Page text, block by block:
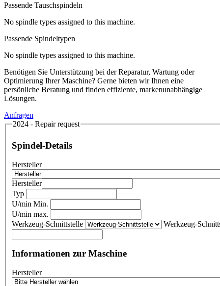
Passende Tauschspindeln
No spindle types assigned to this machine.
Passende Spindeltypen
No spindle types assigned to this machine.
Benötigen Sie Unterstützung bei der Reparatur, Wartung oder
Optimierung Ihrer Maschine? Gerne bieten wir Ihnen eine
persönliche Beratung und finden effiziente, markenunabhängige
Lösungen.
Anfragen
2024 - Repair request
Spindel-Details
Hersteller
Hersteller
Typ
U/min Min.
U/min max.
Werkzeug-Schnittstelle
Werkzeug-
Informationen zur Maschine
Hersteller